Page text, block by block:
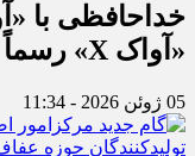
خداحافظی با
«آواک X» رسماً وارد بازار شد
05 ژوئن 2026 - 11:34